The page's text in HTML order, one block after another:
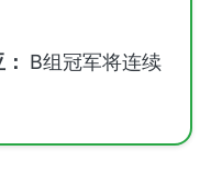
B组冠军将连续